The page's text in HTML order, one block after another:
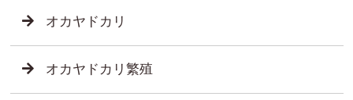
オカヤドカリ
オカヤドカリ繁殖